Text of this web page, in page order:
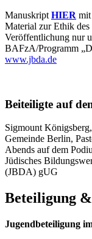
Manuskript HIER
Material zur Ethik des
Veröffentlichung nur
BAFzA/Programm
www.jbda.de
Beiteiligte auf
Sigmount
Gemeinde Berlin,
Abends auf dem
Jüdisches
(JBDA) gUG
Beteiligung
Jugendbeteiligung